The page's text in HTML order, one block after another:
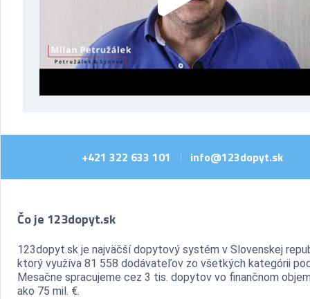
+421 322 633 101 info@123dopyt.sk
Čo je 123dopyt.sk
123dopyt.sk je najväčší dopytový systém v Slovenskej
ktorý využíva 81 558 dodávateľov zo všetkých kategórii
Mesačne spracujeme cez 3 tis. dopytov vo finančnom
ako 75 mil. €.